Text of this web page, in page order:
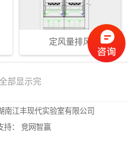
定风量排风
部显示完
南江丰现代实验室有限公司
：
竞网智赢